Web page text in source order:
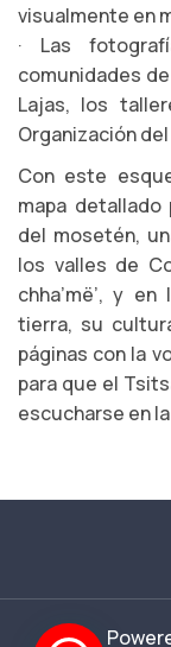
visualmente en
· Las
comunidades de
Lajas, los
Organización
Con este
mapa
del mosetén,
los valles de
chha’më’, y
tierra, su
páginas con la
para que el
escucharse en